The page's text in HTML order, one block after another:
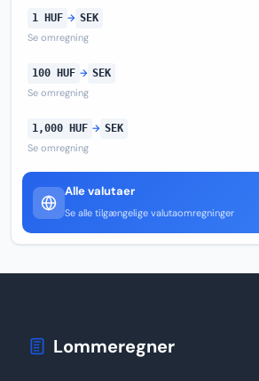
1 HUF → SEK
Se omregning
100 HUF → SEK
Se omregning
1,000 HUF → SEK
Se omregning
Alle valutaer
Se alle tilgængelige valutaomregninger
Lommeregner